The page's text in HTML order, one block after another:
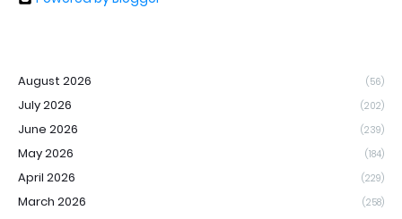
August 2026 (56)
July 2026 (202)
June 2026 (239)
May 2026 (184)
April 2026 (229)
March 2026 (258)